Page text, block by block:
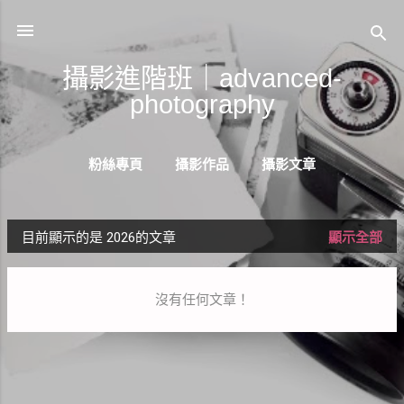
攝影進階班｜advanced-
photography
粉絲專頁 攝影作品 攝影文章
發
章
目前顯示的是 2026的文章 顯示全部
沒有任何文章！